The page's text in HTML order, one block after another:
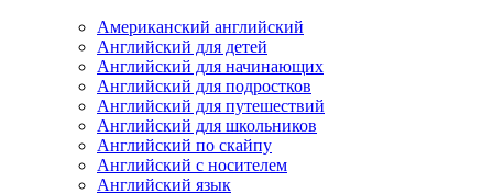
Американский английский
Английский для детей
Английский для начинающих
Английский для подростков
Английский для путешествий
Английский для школьников
Английский по скайпу
Английский с носителем
Английский язык